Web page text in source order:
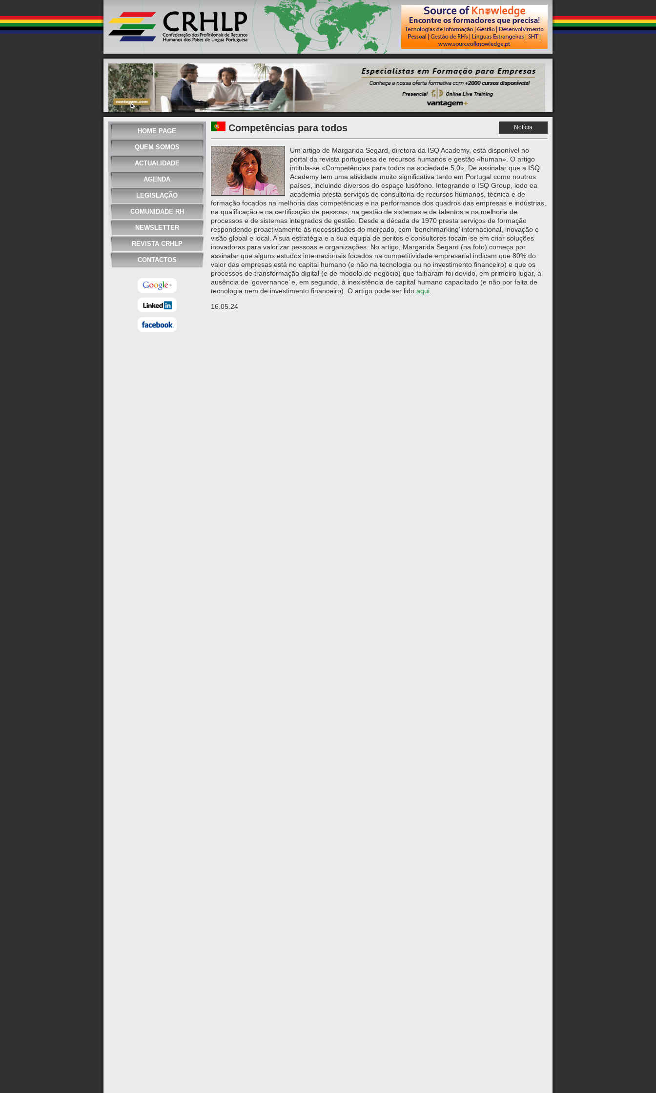
HOME PAGE
QUEM SOMOS
ACTUALIDADE
AGENDA
LEGISLAÇÃO
COMUNIDADE RH
NEWSLETTER
REVISTA CRHLP
CONTACTOS
Competências para todos Notícia
Um artigo de Margarida Segard, diretora da ISQ Academy, está disponível no
portal da revista portuguesa de recursos humanos e gestão «human». O artigo
intitula-se «Competências para todos na sociedade 5.0». De assinalar que a ISQ
Academy tem uma atividade muito significativa tanto em Portugal como noutros
países, incluindo diversos do espaço lusófono. Integrando o ISQ Group, iodo ea
academia presta serviços de consultoria de recursos humanos, técnica e de
formação focados na melhoria das competências e na performance dos quadros das empresas e indústrias,
na qualificação e na certificação de pessoas, na gestão de sistemas e de talentos e na melhoria de
processos e de sistemas integrados de gestão. Desde a década de 1970 presta serviços de formação
respondendo proactivamente às necessidades do mercado, com ‘benchmarking’ internacional, inovação e
visão global e local. A sua estratégia e a sua equipa de peritos e consultores focam-se em criar soluções
inovadoras para valorizar pessoas e organizações. No artigo, Margarida Segard (na foto) começa por
assinalar que alguns estudos internacionais focados na competitividade empresarial indicam que 80% do
valor das empresas está no capital humano (e não na tecnologia ou no investimento financeiro) e que os
processos de transformação digital (e de modelo de negócio) que falharam foi devido, em primeiro lugar, à
ausência de ‘governance’ e, em segundo, à inexistência de capital humano capacitado (e não por falta de
tecnologia nem de investimento financeiro). O artigo pode ser lido aqui
16.05.24